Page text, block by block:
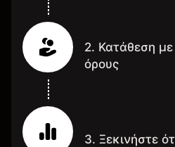
2. Κατάθεση
όρους
3. Ξεκινήστε